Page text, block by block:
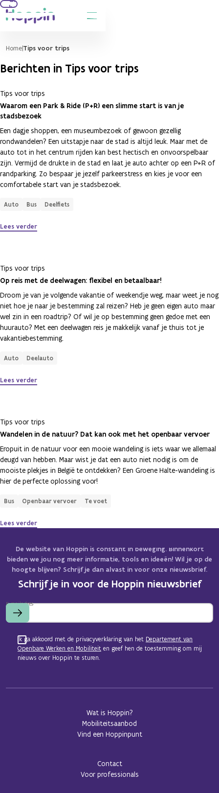
hoofdinhoud
HomeTips voor trips
Berichten in Tips voor trips
Tips voor trips
Waarom een Park & Ride (P+R) een slimme start is van je
stadsbezoek
Een dagje shoppen, een museumbezoek of gewoon gezellig
rondwandelen? Een uitstapje naar de stad is altijd leuk. Maar met de
auto tot in het centrum rijden kan best hectisch en onvoorspelbaar
zijn. Vermijd de drukte in de stad en laat je auto achter op een P+R of
randparking. Zo bespaar je jezelf parkeerstress en kies je voor een
comfortabele start van je stadsbezoek.
Auto Bus Deelfiets
Lees verder
Tips voor trips
Op reis met de deelwagen: flexibel en betaalbaar!
Droom je van je volgende vakantie of weekendje weg, maar weet je nog
niet hoe je naar je bestemming zal reizen? Heb je geen eigen auto maar
wel zin in een roadtrip? Of wil je op bestemming geen gedoe met een
huurauto? Met een deelwagen reis je makkelijk vanaf je thuis tot je
vakantiebestemming.
Auto Deelauto
Lees verder
Tips voor trips
Wandelen in de natuur? Dat kan ook met het openbaar vervoer
Eropuit in de natuur voor een mooie wandeling is iets waar we allemaal
deugd van hebben. Maar wist je dat een auto niet nodig is om de
mooiste plekjes in België te ontdekken? Een Groene Halte-wandeling is
hier de perfecte oplossing voor!
Bus Openbaar vervoer Te voet
Lees verder
De website van Hoppin is constant in beweging. Binnenkort
bieden we jou nog meer informatie, tools en ideeën! Wil je op de
hoogte blijven? Schrijf je dan alvast in voor onze nieuwsbrief.
Schrijf je in voor de Hoppin nieuwsbrief
E-mailadres
Ik ga akkoord met de privacyverklaring van het Departement van
Openbare Werken en Mobiliteit en geef hen de toestemming om mij
nieuws over Hoppin te sturen.
Wat is Hoppin?
Mobiliteitsaanbod
Vind een Hoppinpunt
Contact
Voor professionals